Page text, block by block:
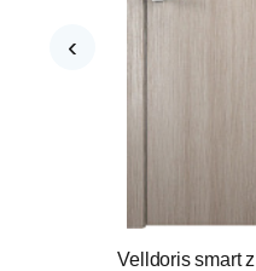
Velldoris smart
‹